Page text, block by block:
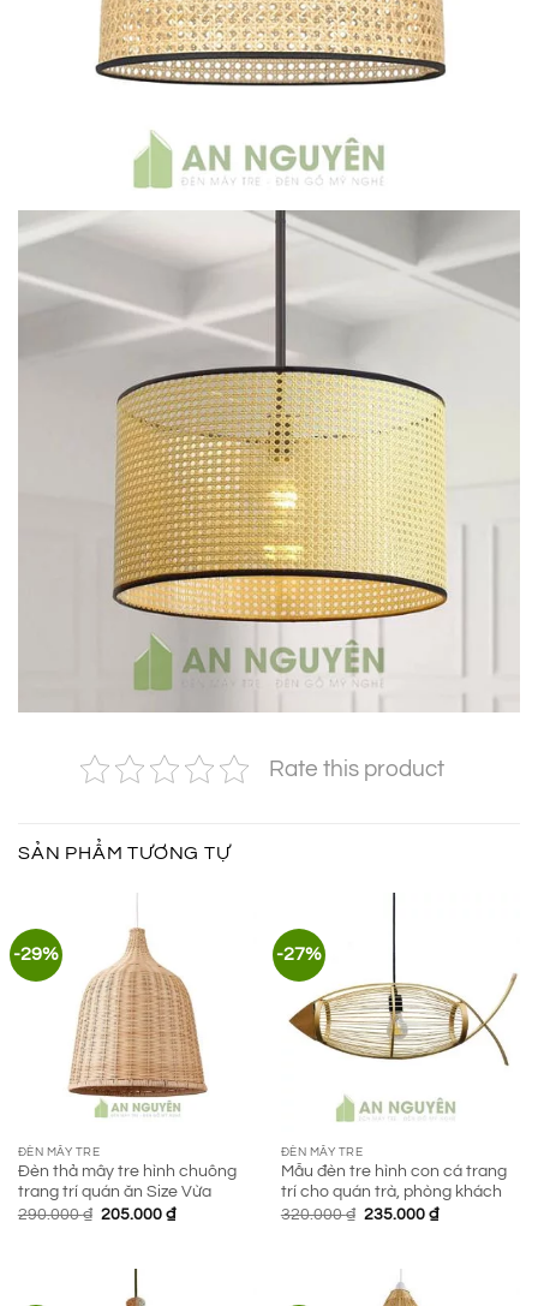
Rate this product
SẢN PHẨM TƯƠNG TỰ
-29%
ĐÈN MÂY TRE
Đèn thả mây tre hình chuông
trang trí quán ăn Size Vừa
290.000₫ Giá
205.000 ₫Giá
-27%
ĐÈN MÂY TRE
Mẫu đèn tre hình con cá trang
trí cho quán trà, phòng khách
320.000₫ Giá
235.000 ₫Giá